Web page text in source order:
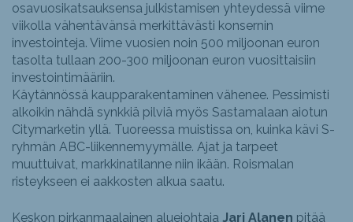
osavuosikatsauksensa julkistamisen yhteydessä viime
viikolla vähentävänsä merkittävästi konsernin
investointeja. Viime vuosien noin 500 miljoonan euron
tasolta tullaan 200-300 miljoonan euron vuosittaisiin
investointimääriin.
Käytännössä kaupparakentaminen vähenee. Pessimisti
alkoikin nähdä synkkiä pilviä myös Sastamalaan aiotun
Citymarketin yllä. Tuoreessa muistissa on, kuinka kävi S-
ryhmän ABC-liikennemyymälle. Ajat ja tarpeet
muuttuivat, markkinatilanne niin ikään. Roismalan
risteykseen ei aakkosten alkua saatu.
Keskon pirkanmaalainen aluejohtaja Jari Alanen pitää